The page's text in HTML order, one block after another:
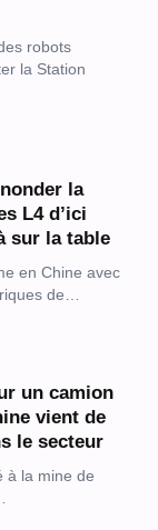
robots
la Station
la
L4 d’ici
sur la table
en Chine avec
de…
un camion
vient de
le secteur
à la mine de